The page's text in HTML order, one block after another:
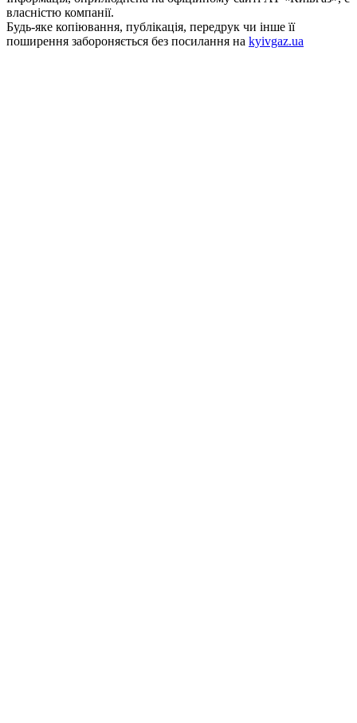
власністю компанії.
Будь-яке копiювання, публiкацiя, передрук чи інше її
поширення забороняється без посилання на kyivgaz.ua